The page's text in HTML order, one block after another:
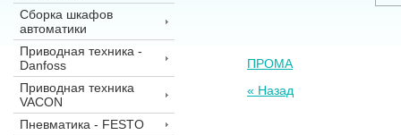
ПРОМА
« Назад
Сборка шкафов
автоматики
Приводная техника -
Danfoss
Приводная техника
VACON
Пневматика - FESTO